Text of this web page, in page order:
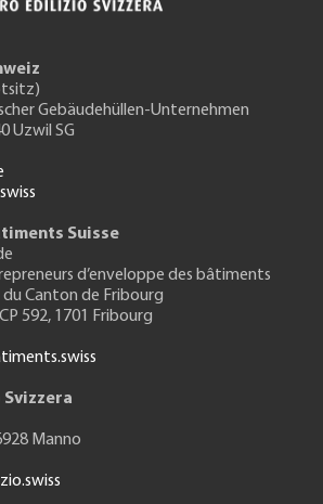
Gebäudehüllen-Unternehmen
Uzwil SG
Suisse
d’enveloppe des bâtiments
Canton de Fribourg
592, 1701 Fribourg
Manno